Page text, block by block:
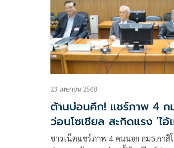
23 เมษายน 2568
ต้านบ่อนคึก! แชร์ภาพ 4 ก
ว่อนโซเชียล สะกิดแรง 'ไ
ฝัน'
ชาวเน็ตแชร์ภาพ 4 คนนอก กมธ.กาสิ